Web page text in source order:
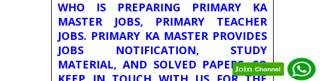
WHO IS PREPARING PRIMARY KA
MASTER JOBS, PRIMARY TEACHER
JOBS. PRIMARY KA MASTER PROVIDES
JOBS NOTIFICATION, STUDY
MATERIAL, AND SOLVED PAPERS. SO